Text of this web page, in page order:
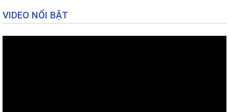
VIDEO NỔI BẬT